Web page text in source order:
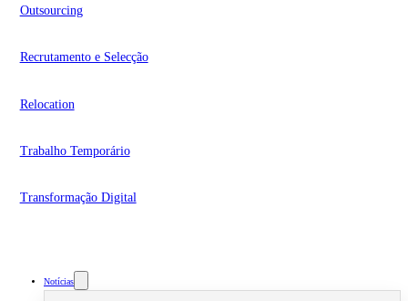
Outsourcing
Recrutamento e Selecção
Relocation
Trabalho Temporário
Transformação Digital
Notícias